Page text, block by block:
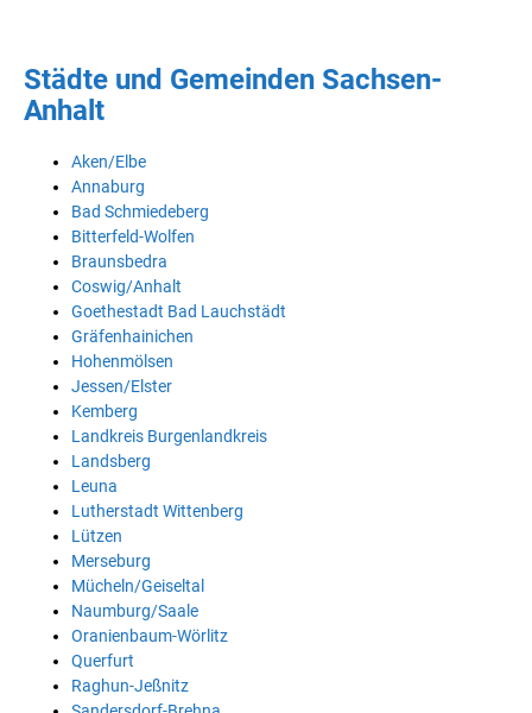
Städte und Gemeinden Sachsen-
Anhalt
Aken/Elbe
Annaburg
Bad Schmiedeberg
Bitterfeld-Wolfen
Braunsbedra
Coswig/Anhalt
Goethestadt Bad Lauchstädt
Gräfenhainichen
Hohenmölsen
Jessen/Elster
Kemberg
Landkreis Burgenlandkreis
Landsberg
Leuna
Lutherstadt Wittenberg
Lützen
Merseburg
Mücheln/Geiseltal
Naumburg/Saale
Oranienbaum-Wörlitz
Querfurt
Raghun-Jeßnitz